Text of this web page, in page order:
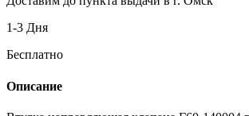
1-3 Дня
Бесплатно
Описание